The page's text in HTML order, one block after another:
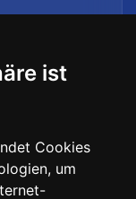
ist
Cookies
um